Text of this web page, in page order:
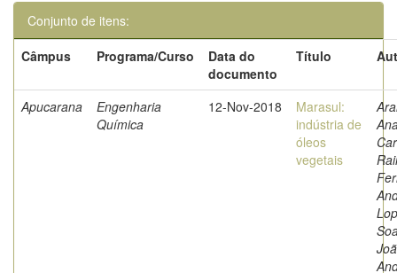
Conjunto de itens:
Câmpus
Programa/Curso
Data do
documento
Título
Apucarana
Engenharia
Química
12-Nov-2018
Marasul:
indústria de
óleos
vegetais